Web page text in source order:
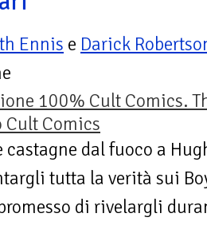
Ennis e Darick
100% Cult Comics.
Cult Comics
castagne dal fuoco a
tutta la verità sui
di rivelargli